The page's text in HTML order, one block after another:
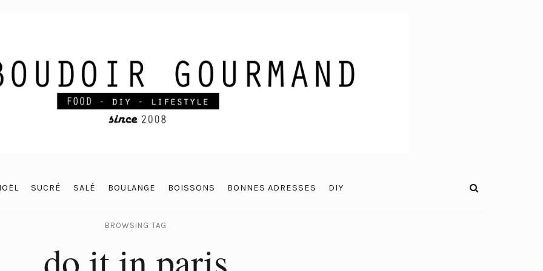
SUCRÉ SALÉ BOULANGE BOISSONS BONNES ADRESSES DIY
BROWSING TAG
do it in paris